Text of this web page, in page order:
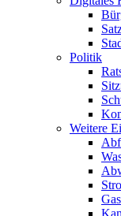
Politik
Weitere
Gas